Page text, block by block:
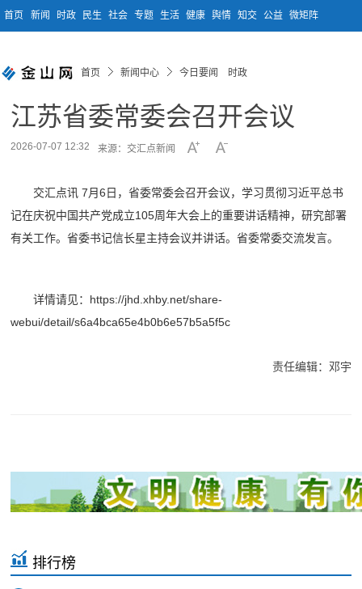
首页 新闻 时政 民生 社会 专题 生活 健康 舆情 知交 公益 微矩阵
首页 新闻中心 今日要闻 时政
江苏省委常委会召开会议
2026-07-07 12:32 来源：交汇点新闻
交汇点讯 7月6日，省委常委会召开会议，学习贯彻习近平总书
记在庆祝中国共产党成立105周年大会上的重要讲话精神，研究部署
有关工作。省委书记信长星主持会议并讲话。省委常委交流发言。
详情请见：https://jhd.xhby.net/share-
webui/detail/s6a4bca65e4b0b6e57b5a5f5c
责任编辑：邓宇
排行榜